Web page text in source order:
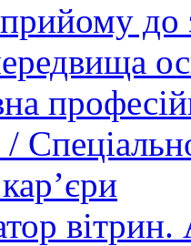
до
вітрин.